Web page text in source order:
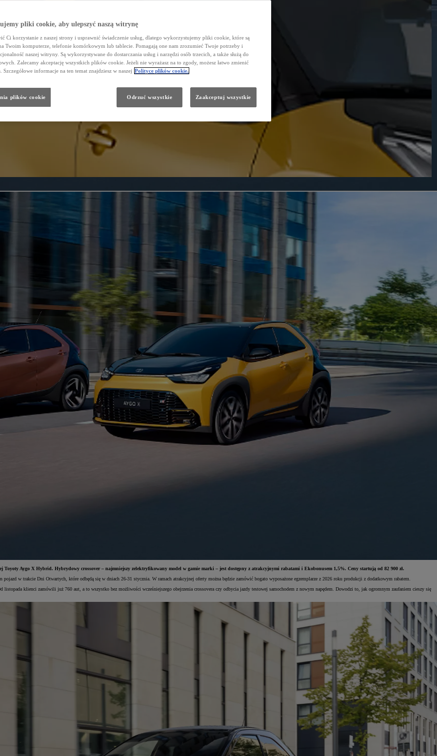
Aygo X Hybrid. Hybrydowy crossover – najmniejszy zelektryfikowany model w gamie marki – jest dostępny z atrakcyjnymi rabatami i Ekobonusem 1,5%. Ceny startują od 82 900 zł.
w trakcie Dni Otwartych, które odbędą się w dniach 26-31 stycznia. W ramach atrakcyjnej oferty można będzie zamówić bogato wyposażone egzemplarze z 2026 roku produkcji z dodatkowym rabatem.
listopada klienci zamówili już 760 aut, a to wszystko bez możliwości wcześniejszego obejrzenia crossovera czy odbycia jazdy testowej samochodem z nowym napędem. Dowodzi to, jak ogromnym zaufaniem cieszy się
pliki cookie, aby ulepszyć naszą witrynę
Ci korzystanie z naszej strony i usprawnić świadczenie usług, dlatego wykorzystujemy pliki cookie, które są
Twoim komputerze, telefonie komórkowym lub tablecie. Pomagają one nam zrozumieć Twoje potrzeby i
naszej witryny. Są wykorzystywane do dostarczania usług i narzędzi osób trzecich, a także służą do
Zalecamy akceptację wszystkich plików cookie. Jeżeli nie wyrażasz na to zgody, możesz łatwo zmienić
Szczegółowe informacje na ten temat znajdziesz w naszej Polityce plików cookie.
Odrzuć wszystkie Zaakceptuj wszystkie
plików cookie